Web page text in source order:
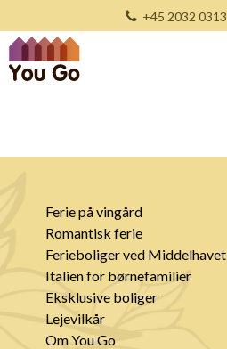
+45 2032 0313
Ferie på vingård
Romantisk ferie
Ferieboliger ved Middelhavet
Italien for børnefamilier
Eksklusive boliger
Lejevilkår
Om You Go